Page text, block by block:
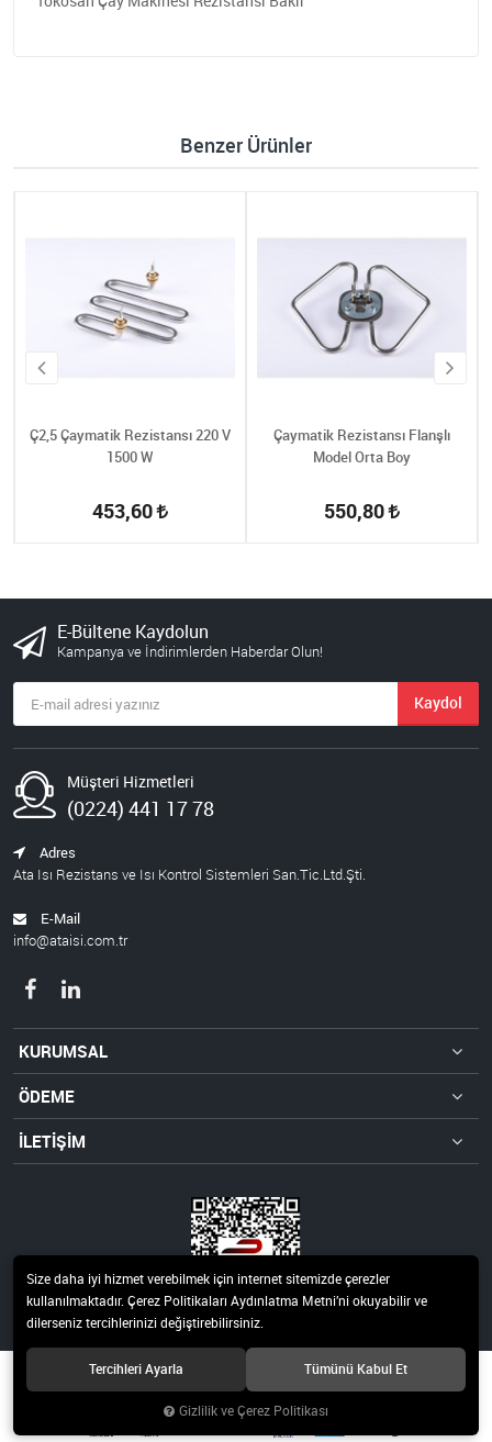
Benzer Ürünler
Ç2,5 Çaymatik Rezistansı 220 V
1500 W
453,60
Çaymatik Rezistansı Flanşlı
Model Orta Boy
550,80
E-Bültene Kaydolun
Kampanya ve İndirimlerden Haberdar Olun!
Kaydol
Müşteri Hizmetleri
(0224) 441 17 78
Adres
Ata Isı Rezistans ve Isı Kontrol Sistemleri San.Tic.Ltd.Şti.
E-Mail
info@ataisi.com.tr
KURUMSAL
ÖDEME
İLETİŞİM
© 2021 Ata Isı Rezistans ve Isı Kontrol Sistemleri San.Tic.Ltd.Şti. Tüm hakları
saklıdır.
Size daha iyi hizmet verebilmek için internet sitemizde çerezler
kullanılmaktadır. Çerez Politikaları Aydınlatma Metni’ni okuyabilir ve
dilerseniz tercihlerinizi değiştirebilirsiniz.
Tercihleri Ayarla Tümünü Kabul Et
Gizlilik ve Çerez Politikası